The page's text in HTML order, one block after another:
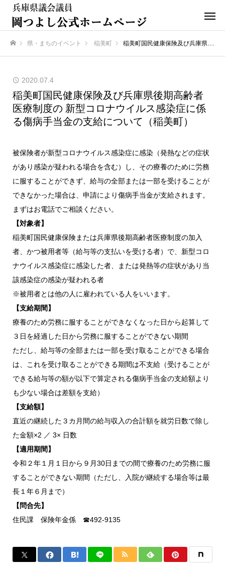
県・まちのイベント 稲美町 稲美町国民健康保険及び兵庫県後期高齢者医療制度の 新型コロナウイルス感染症に係る傷病手当金の支給について（稲美町）
2020.07.4
稲美町国民健康保険及び兵庫県後期高齢者
医療制度の 新型コロナウイルス感染症に係
る傷病手当金の支給について（稲美町）
被保険者が新型コロナウイルス感染症に感染（発熱などの症状
があり感染が疑われる場合を含む）し、その療養のために労務
に服することができず、給与の全部または一部を受けることが
できなかった場合は、申請により傷病手当金が支給されます。
まずはお電話でご相談ください。
【対象者】
稲美町国民健康保険または兵庫県後期高齢者医療制度の加入
者、かつ被用者等（給与等の支払いを受ける者）で、新型コロ
ナウイルス感染症に感染した者、または発熱等の症状があり当
該感染症の感染が疑われる者
※被用者とは他の人に雇われている人をいいます。
【支給期間】
療養のため労務に服することができなくなった日から起算して
３日を経過した日から労務に服することができない期間
ただし、給与等の全部または一部を受け取ることができる場合
は、これを受け取ることができる期間は不支給（受けることが
できる給与等の額が以下で算定される傷病手当金の支給額より
も少ない場合は差額を支給）
【支給額】
直近の継続した３カ月間の給与収入の合計額を就労日数で除し
た金額×2 ／ 3× 日数
【適用期間】
令和２年１月１日から９月30日までの間で療養のため労務に服
することができない期間（ただし、入院が継続する場合等は最
長１年６月まで）
【問合先】
住民課 保険年金係 ☎492-9135